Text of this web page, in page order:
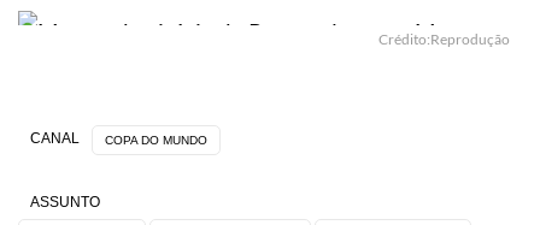
Crédito:Reprodução
CANAL COPA DO MUNDO
ASSUNTO